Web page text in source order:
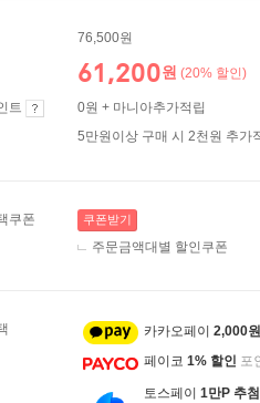
76,500원
61,200원 (20% 할인)
트
0원 + 마니아추가적립
5만원이상 구매 시 2천원 추가
쿠폰 쿠폰받기
주문금액대별 할인쿠폰
카카오페이 2,000
페이코 1% 할인 포
토스페이 1만P 추